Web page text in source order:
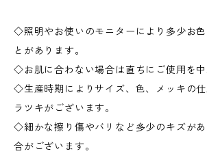
◇照明やお使いのモニターにより多少お
とがあります。
◇お肌に合わない場合は直ちにご使用を中
◇生産時期によりサイズ、色、メッキの
ラツキがございます。
◇細かな擦り傷やバリなど多少のキズが
合がございます。